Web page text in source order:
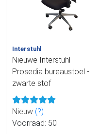
Interstuhl
Nieuwe Interstuhl
Prosedia bureaustoel -
zwarte stof
Nieuw (?)
Voorraad: 50